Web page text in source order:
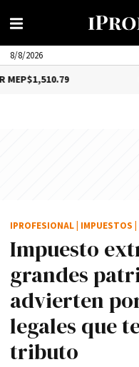
8/8/2026
Impuesto
grandes
advierten
legales que
tributo
IPROFESIONAL IMPUESTOS